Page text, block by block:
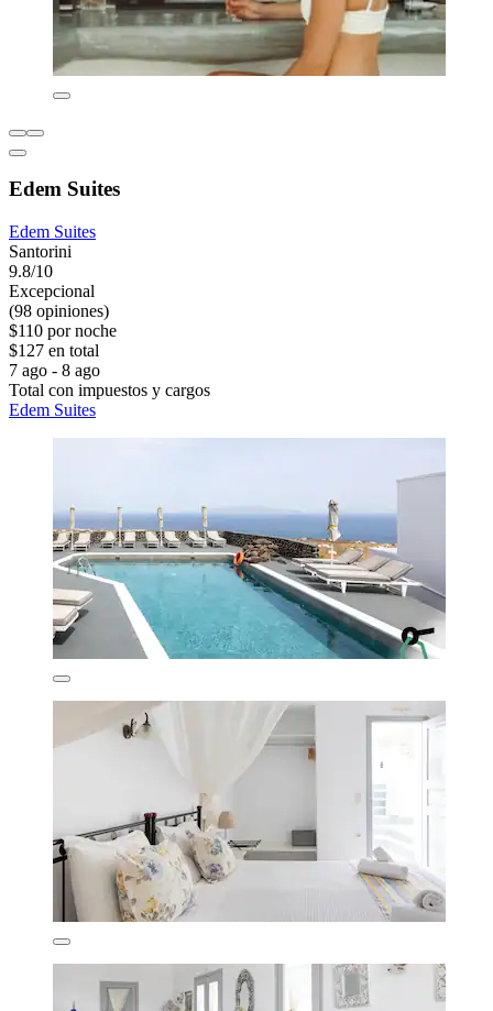
Edem Suites
Edem Suites
Santorini
9.8/10
Excepcional
(98 opiniones)
$110 por noche
$127 en total
7 ago - 8 ago
Total con impuestos y cargos
Edem Suites